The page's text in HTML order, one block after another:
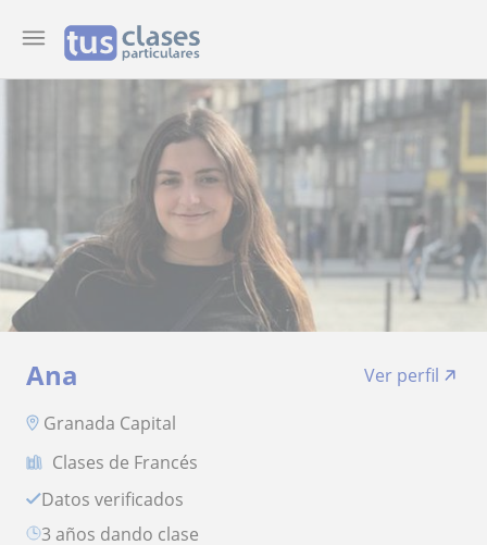
Ana
Ver perfil
Granada Capital
Clases de Francés
Datos verificados
3 años dando clase